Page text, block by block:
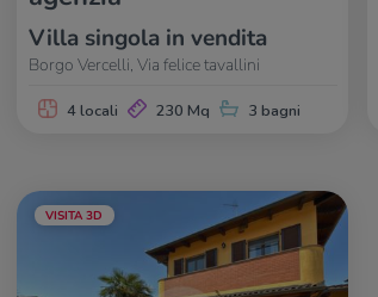
Villa singola in vendita
Borgo Vercelli, Via felice tavallini
4 locali 230 Mq 3 bagni
VISITA 3D